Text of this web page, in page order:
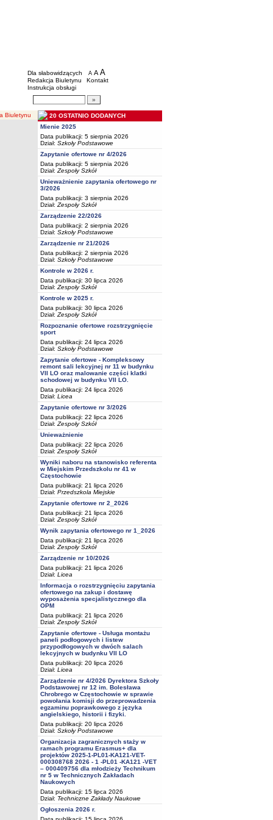
BIP - Oświata Częstochowa
Menu dodatkowe
Dla słabowidzących A pomniejsz czcionkę
A standardowy rozmiar czcionki
A
Redakcja Biuletynu
Kontakt
Instrukcja obsługi
Wyszukiwarka artykułów
Biuletynu
20 OSTATNIO DODANYCH
Mienie 2025
Data publikacji: 5 sierpnia 2026
Dział: Szkoły Podstawowe
Zapytanie ofertowe nr 4/2026
Data publikacji: 5 sierpnia 2026
Dział: Zespoły Szkół
Unieważnienie zapytania ofertowego nr
3/2026
Data publikacji: 3 sierpnia 2026
Dział: Zespoły Szkół
Zarządzenie 22/2026
Data publikacji: 2 sierpnia 2026
Dział: Szkoły Podstawowe
Zarządzenie nr 21/2026
Data publikacji: 2 sierpnia 2026
Dział: Szkoły Podstawowe
Kontrole w 2026 r.
Data publikacji: 30 lipca 2026
Dział: Zespoły Szkół
Kontrole w 2025 r.
Data publikacji: 30 lipca 2026
Dział: Zespoły Szkół
Rozpoznanie ofertowe rozstrzygnięcie
sport
Data publikacji: 24 lipca 2026
Dział: Szkoły Podstawowe
Zapytanie ofertowe - Kompleksowy
remont sali lekcyjnej nr 11 w budynku
VII LO oraz malowanie części klatki
schodowej w budynku VII LO.
Data publikacji: 24 lipca 2026
Dział: Licea
Zapytanie ofertowe nr 3/2026
Data publikacji: 22 lipca 2026
Dział: Zespoły Szkół
Unieważnienie
Data publikacji: 22 lipca 2026
Dział: Zespoły Szkół
Wyniki naboru na stanowisko referenta
w Miejskim Przedszkolu nr 41 w
Częstochowie
Data publikacji: 21 lipca 2026
Dział: Przedszkola Miejskie
Zapytanie ofertowe nr 2_2026
Data publikacji: 21 lipca 2026
Dział: Zespoły Szkół
Wynik zapytania ofertowego nr 1_2026
Data publikacji: 21 lipca 2026
Dział: Zespoły Szkół
Zarządzenie nr 10/2026
Data publikacji: 21 lipca 2026
Dział: Licea
Informacja o rozstrzygnięciu zapytania
ofertowego na zakup i dostawę
wyposażenia specjalistycznego dla
OPM
Data publikacji: 21 lipca 2026
Dział: Zespoły Szkół
Zapytanie ofertowe - Usługa montażu
paneli podłogowych i listew
przypodłogowych w dwóch salach
lekcyjnych w budynku VII LO
Data publikacji: 20 lipca 2026
Dział: Licea
Zarządzenie nr 4/2026 Dyrektora Szkoły
Podstawowej nr 12 im. Bolesława
Chrobrego w Częstochowie w sprawie
powołania komisji do przeprowadzenia
egzaminu poprawkowego z języka
angielskiego, historii i fizyki.
Data publikacji: 20 lipca 2026
Dział: Szkoły Podstawowe
Organizacja zagranicznych staży w
ramach programu Erasmus+ dla
projektów 2025-1-PL01-KA121-VET-
000308768 2026 - 1 -PL01 -KA121 -VET
– 000409756 dla młodzieży Technikum
nr 5 w Technicznych Zakładach
Naukowych
Data publikacji: 15 lipca 2026
Dział: Techniczne Zakłady Naukowe
Ogłoszenia 2026 r.